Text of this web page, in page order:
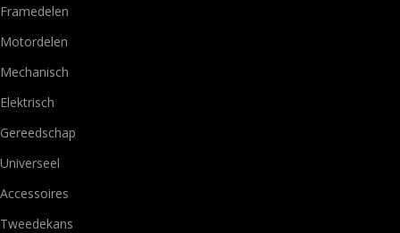
Framedelen
Motordelen
Mechanisch
Elektrisch
Gereedschap
Universeel
Accessoires
Tweedekans